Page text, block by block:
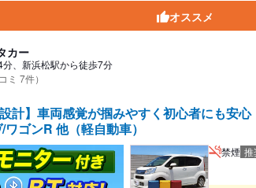
オススメ
カー
、新浜松駅から徒歩7分
ミ 7件）
設計】車両感覚が掴みやすく初心者にも安
ゴンR 他（軽自動車）
禁煙 推